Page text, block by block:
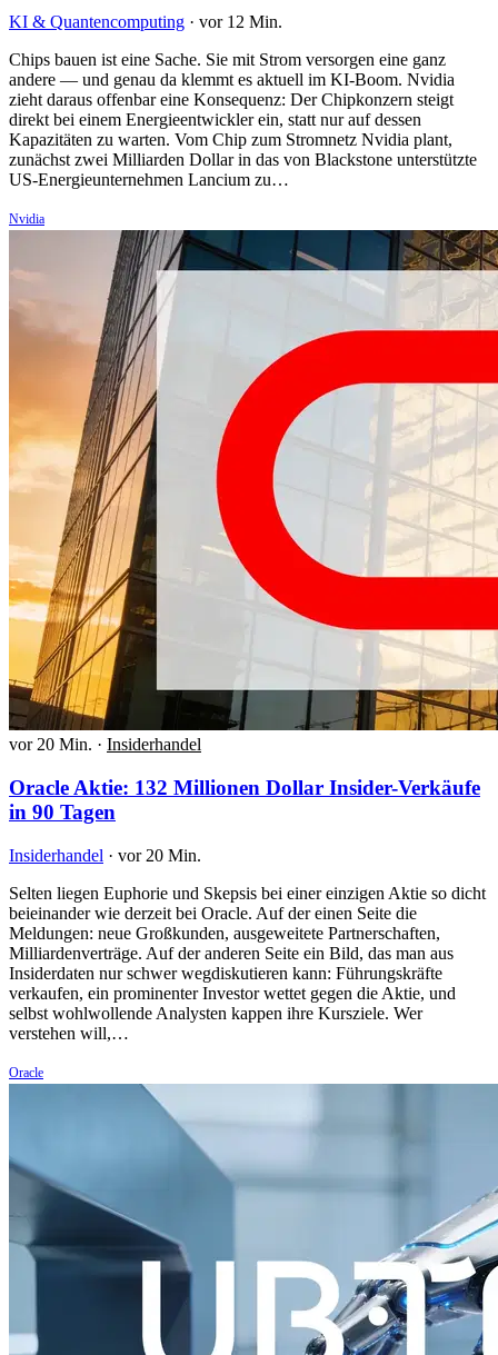
KI & Quantencomputing · vor 12 Min.
Chips bauen ist eine Sache. Sie mit Strom versorgen eine ganz
andere — und genau da klemmt es aktuell im KI-Boom. Nvidia
zieht daraus offenbar eine Konsequenz: Der Chipkonzern steigt
direkt bei einem Energieentwickler ein, statt nur auf dessen
Kapazitäten zu warten. Vom Chip zum Stromnetz Nvidia plant,
zunächst zwei Milliarden Dollar in das von Blackstone unterstützte
US-Energieunternehmen Lancium zu…
Nvidia
vor 20 Min. · Insiderhandel
Oracle Aktie: 132 Millionen Dollar Insider-Verkäufe
in 90 Tagen
Insiderhandel · vor 20 Min.
Selten liegen Euphorie und Skepsis bei einer einzigen Aktie so dicht
beieinander wie derzeit bei Oracle. Auf der einen Seite die
Meldungen: neue Großkunden, ausgeweitete Partnerschaften,
Milliardenverträge. Auf der anderen Seite ein Bild, das man aus
Insiderdaten nur schwer wegdiskutieren kann: Führungskräfte
verkaufen, ein prominenter Investor wettet gegen die Aktie, und
selbst wohlwollende Analysten kappen ihre Kursziele. Wer
verstehen will,…
Oracle